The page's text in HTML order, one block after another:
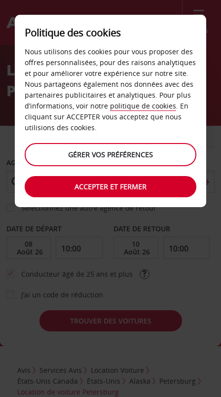
Menu
Welcome
AvisLocation de voiture
Petersburg
AGENCE DE DÉPART
Sélectionnez une autre agence de retour
DATE DE DÉPART DATE DE RETOUR
Conducteur âgé de 25 ans et plus
J’ai un code de réduction
TROUVER DES VOITURES
Avis Services Avis
Location Voiture
États-Unis Canada
États-Unis Alaska
Petersburg
Location de voiture Petersburg
Politique des cookies
Nous utilisons des cookies pour vous proposer des
offres personnalisées, pour des raisons analytiques
et pour améliorer votre expérience sur notre site.
Nous partageons également nos données avec des
partenaires publicitaires et analytiques. Pour plus
d’informations, voir notre politique de cookies. En
cliquant sur ACCEPTER vous acceptez que nous
utilisions des cookies.
GÉRER VOS PRÉFÉRENCES
ACCEPTER ET FERMER